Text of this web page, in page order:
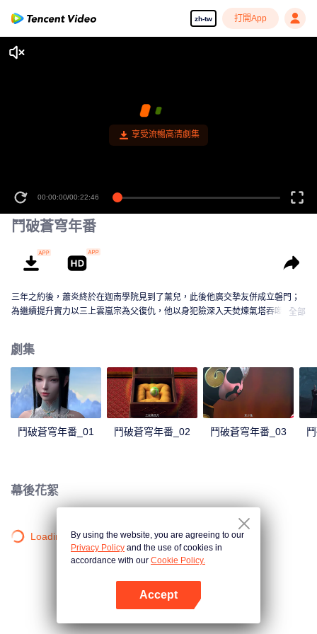
zh-tw 打開App
享受流暢高清劇集
00:00:00/00:22:46
鬥破蒼穹年番
三年之約後，蕭炎終於在迦南學院見到了薰兒，此後他廣交摯友併成立磐門；
為繼續提升實力以三上雲嵐宗為父復仇，他以身犯險深入天焚煉氣塔吞噬隕落
全部
劇集
鬥破蒼穹年番_01 鬥破蒼穹年番_02 鬥破蒼穹年番_03
幕後花絮
Loading…By using the website, you are agreeing to our
Privacy Policy and the use of cookies in
accordance with our Cookie Policy.
Accept